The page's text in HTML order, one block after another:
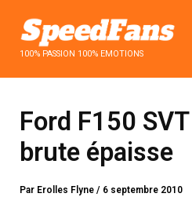
contenu100% PASSION 100% EMOTIONS
Ford F150
brute épaisse
Par Erolles Flyne/ 6 septembre 2010